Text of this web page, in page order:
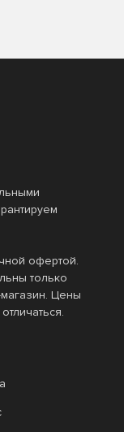
офертой.
только
Цены